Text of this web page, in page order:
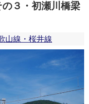
３・初瀬川橋梁
山線・桜井線